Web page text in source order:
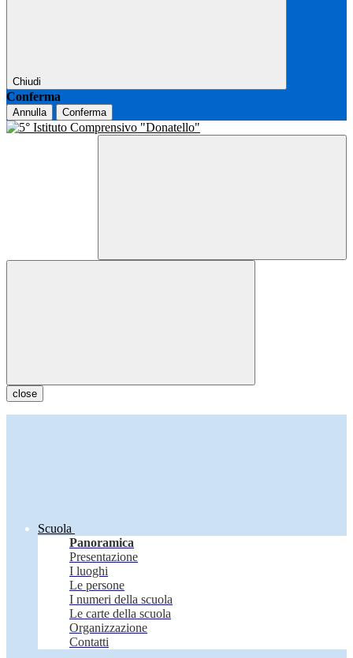
Chiudi
Conferma
Annulla Conferma
close
Scuola
Panoramica
Presentazione
I luoghi
Le persone
I numeri della scuola
Le carte della scuola
Organizzazione
Contatti